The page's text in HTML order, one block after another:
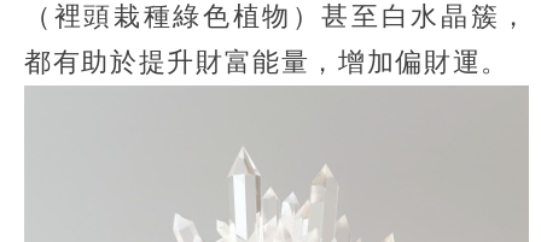
（裡頭栽種綠色植物）甚至白水晶簇，
都有助於提升財富能量，增加偏財運。